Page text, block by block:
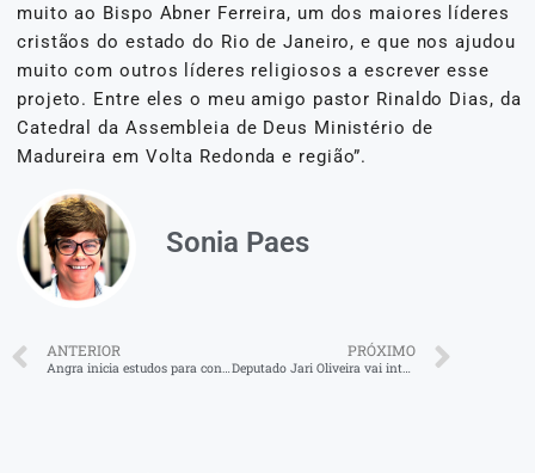
muito ao Bispo Abner Ferreira, um dos maiores líderes
cristãos do estado do Rio de Janeiro, e que nos ajudou
muito com outros líderes religiosos a escrever esse
projeto. Entre eles o meu amigo pastor Rinaldo Dias, da
Catedral da Assembleia de Deus Ministério de
Madureira em Volta Redonda e região”.
Sonia Paes
ANTERIOR
Angra inicia estudos para concessão de serviço de drones para áreas isoladas
PRÓXIMO
Deputado Jari Oliveira vai intensificar agenda em julho